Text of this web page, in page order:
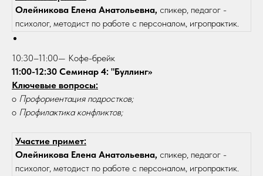
Олейникова Елена Анатольевна, спикер, педагог -
психолог, методист по работе с персоналом, игропрактик.
10:30–11:00— Кофе-брейк
11:00-12:30 Семинар 4: "Буллинг»
Ключевые вопросы:
o Профориентация подростков;
o Профилактика конфликтов;
Участие примет:
Олейникова Елена Анатольевна, спикер, педагог -
психолог, методист по работе с персоналом, игропрактик.